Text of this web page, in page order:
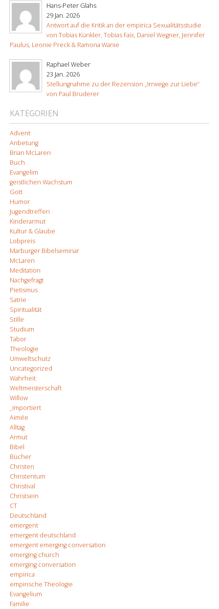
Hans-Peter Glahs
29 Jan. 2026
Antwort auf die Kritik an der empirica Sexualitätsstudie
von Tobias Künkler, Tobias Faix, Daniel Wegner, Jennifer
Paulus, Leonie Preck & Ramona Wanie
Raphael Weber
23 Jan. 2026
Stellungnahme zu der Rezension „Irrwege zur Liebe“
von Paul Bruderer
KATEGORIEN
Advent
Anbetung
Brian McLaren
Buch
Evangelim
geistlichen Wachstum
Gott
Humor
Jugendtreffen
Kinderarmut
Kultur & Glaube
Lobpreis
Marburger Bibelseminar
McLaren
Meditation
Nachgefragt
Pietismus
Satrie
Spiritualität
Stille
Studium
Tabor
Theologie
Umweltschutz
Uncategorized
Wahrheit
Weltmeisterschaft
Willow
_importiert
Aimée
Alltag
Armut
Bibel
Bücher
Christen
Christentum
Christival
Christsein
CT
Deutschland
emergent
emergent deutschland
emergent emerging conversation
emerging church
emerging conversation
empirica
empirische Theologie
Evangelium
Familie